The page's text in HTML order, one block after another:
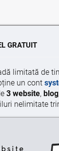
GRATUIT
limitată de
un cont
3 website, blog
nelimitate